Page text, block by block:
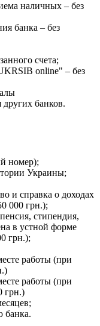
наличных – без
банка – без
счета;
online" – без
банков.
номер);
Украины;
и справка о доходах
000 грн.);
стипендия,
в устной форме
грн.);
работы (при
работы (при
грн.)
банка.